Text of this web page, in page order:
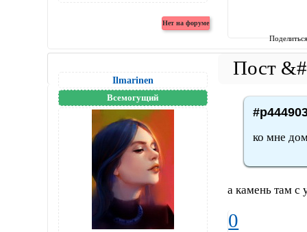
Ilmarinen
Всемогущий
ко мне
а камень там с
0